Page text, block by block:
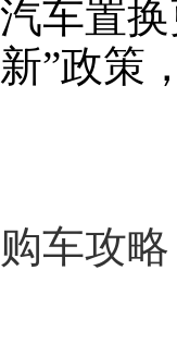
汽车置
新”政策
购车攻